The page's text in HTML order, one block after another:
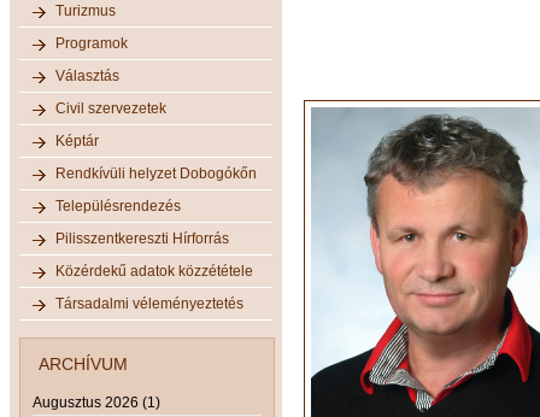
Turizmus
Programok
Választás
Civil szervezetek
Képtár
Rendkívüli helyzet Dobogókőn
Településrendezés
Pilisszentkereszti Hírforrás
Közérdekű adatok közzététele
Társadalmi véleményeztetés
ARCHÍVUM
Augusztus 2026 (1)